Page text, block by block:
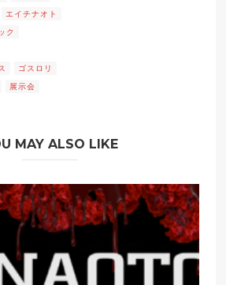
エイチナオト
ク
ゴスロリ
展示会
MAY ALSO LIKE